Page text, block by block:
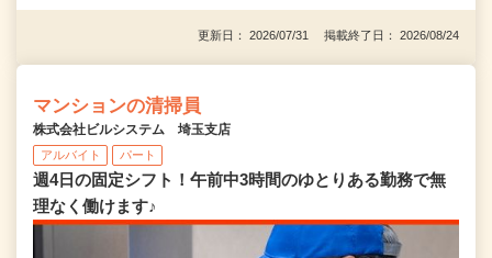
更新日： 2026/07/31 掲載終了日： 2026/08/24
マンションの清掃員
株式会社ビルシステム 埼玉支店
アルバイト パート
週4日の固定シフト！午前中3時間のゆとりある勤務で無
理なく働けます♪